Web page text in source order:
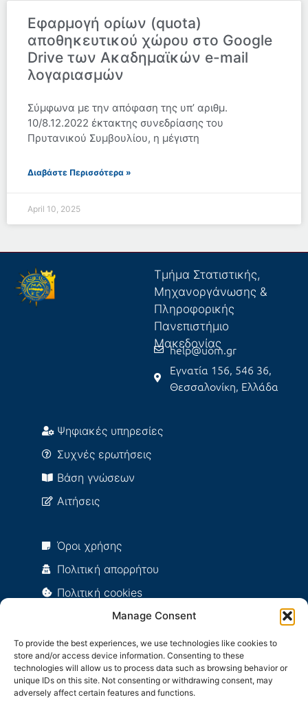
Manage Consent
To provide the best experiences, we use technologies like cookies to
store and/or access device information. Consenting to these
technologies will allow us to process data such as browsing behavior or
unique IDs on this site. Not consenting or withdrawing consent, may
adversely affect certain features and functions.
Εφαρμογή ορίων (quota)
αποθηκευτικού χώρου στο Google
Drive των Ακαδημαϊκών e-mail
λογαριασμών
Σύμφωνα με την απόφαση της υπ’ αριθμ.
10/8.12.2022 έκτακτης συνεδρίασης του
Πρυτανικού Συμβουλίου, η μέγιστη
Διαβάστε Περισσότερα »
April 10, 2025
Τμήμα Στατιστικής,
Μηχανοργάνωσης &
Πληροφορικής
Πανεπιστήμιο
Μακεδονίας
help@uom.gr
Εγνατία 156, 546 36,
Θεσσαλονίκη, Ελλάδα
Ψηφιακές υπηρεσίες
Συχνές ερωτήσεις
Βάση γνώσεων
Αιτήσεις
Όροι χρήσης
Πολιτική απορρήτου
Πολιτική cookies
Πολιτική ποιότητας
user@it.uom.gr:~$ ./user_details
Your IP Adress is: 216.73.217.12